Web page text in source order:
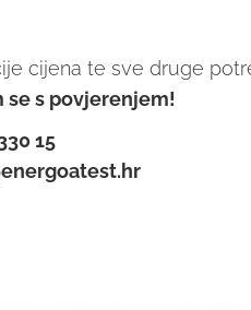
cijena te sve druge
se s povjerenjem!
15